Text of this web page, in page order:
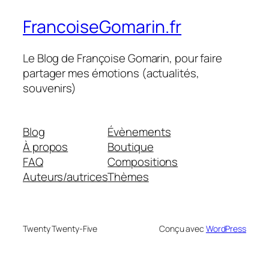
FrancoiseGomarin.fr
Le Blog de Françoise Gomarin, pour faire
partager mes émotions (actualités,
souvenirs)
Blog
À propos
FAQ
Auteurs/autrices
Évènements
Boutique
Compositions
Thèmes
Twenty Twenty-Five Conçu avec WordPress